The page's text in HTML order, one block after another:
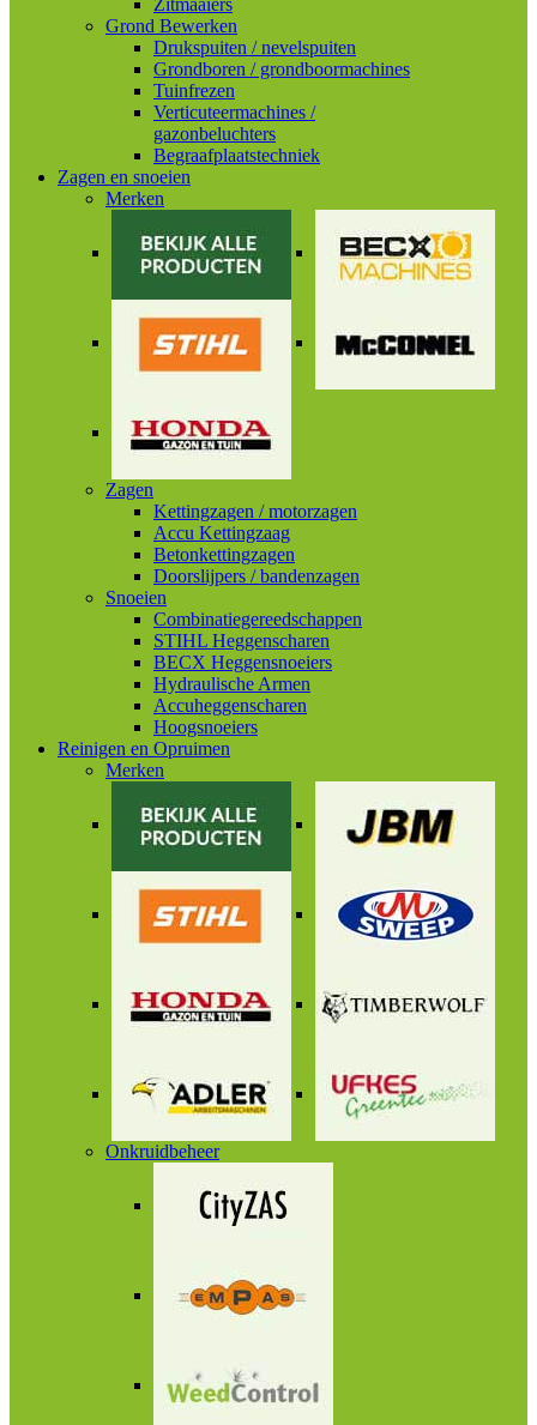
Zitmaaiers
Grond Bewerken
Drukspuiten / nevelspuiten
Grondboren / grondboormachines
Tuinfrezen
Verticuteermachines /
gazonbeluchters
Begraafplaatstechniek
Zagen en snoeien
Merken
Zagen
Kettingzagen / motorzagen
Accu Kettingzaag
Betonkettingzagen
Doorslijpers / bandenzagen
Snoeien
Combinatiegereedschappen
STIHL Heggenscharen
BECX Heggensnoeiers
Hydraulische Armen
Accuheggenscharen
Hoogsnoeiers
Reinigen en Opruimen
Merken
Onkruidbeheer